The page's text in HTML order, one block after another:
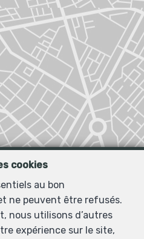
cookies
au bon
ne peuvent être refusés.
nous utilisons d’autres
expérience sur le site,